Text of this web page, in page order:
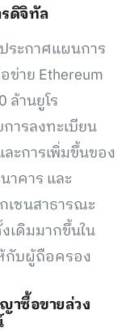
ดิจิทัล
ระกาศแผนการ
าย Ethereum
ล้านยูโร
ารลงทะเบียน
ะการเพิ่มขึ้นของ
าคาร และ
เชนสาธารณะ
ดิมมากขึ้นใน
กับผู้ถือครอง
าซื้อขายล่วง